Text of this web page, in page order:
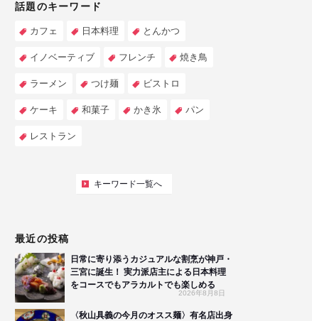
話題のキーワード
カフェ 日本料理 とんかつ
イノベーティブ フレンチ 焼き鳥
ラーメン つけ麺 ビストロ
ケーキ 和菓子 かき氷 パン
レストラン
キーワード一覧へ
最近の投稿
日常に寄り添うカジュアルな割烹が神戸・
三宮に誕生！ 実力派店主による日本料理
をコースでもアラカルトでも楽しめる
2026年8月8日
〈秋山具義の今月のオスス麺〉有名店出身